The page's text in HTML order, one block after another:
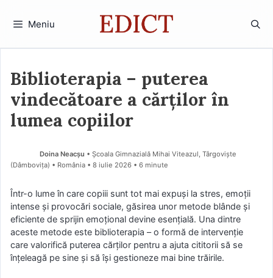
Meniu
Biblioterapia – puterea
vindecătoare a cărților în
lumea copiilor
Doina Neacșu • Școala Gimnazială Mihai Viteazul, Târgoviște
(Dâmboviţa) • România
8 iulie 2026 • 6 minute
Într-o lume în care copiii sunt tot mai expuși la stres, emoții
intense și provocări sociale, găsirea unor metode blânde și
eficiente de sprijin emoțional devine esențială. Una dintre
aceste metode este biblioterapia – o formă de intervenție
care valorifică puterea cărților pentru a ajuta cititorii să se
înțeleagă pe sine și să își gestioneze mai bine trăirile.